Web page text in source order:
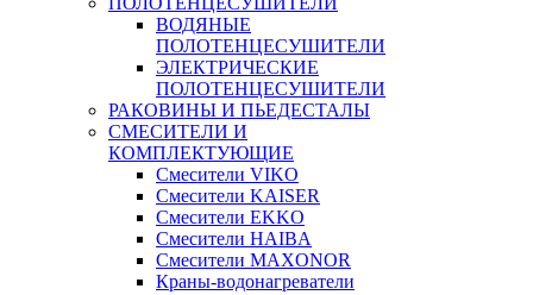
ВОДЯНЫЕ
ПОЛОТЕНЦЕСУШИТЕЛИ
ЭЛЕКТРИЧЕСКИЕ
ПОЛОТЕНЦЕСУШИТЕЛИ
РАКОВИНЫ И ПЬЕДЕСТАЛЫ
СМЕСИТЕЛИ И
КОМПЛЕКТУЮЩИЕ
Смесители VIKO
Смесители KAISER
Смесители EKKO
Смесители HAIBA
Смесители MAXONOR
Краны-водонагреватели